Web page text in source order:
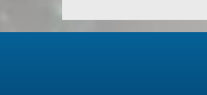
Service pour rénovation
Nous vous proposons un bon
longtemps, notre savoir-faire et
répondant à vos attentes. Nous